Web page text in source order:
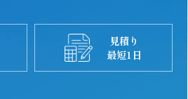
見積り
最短1日